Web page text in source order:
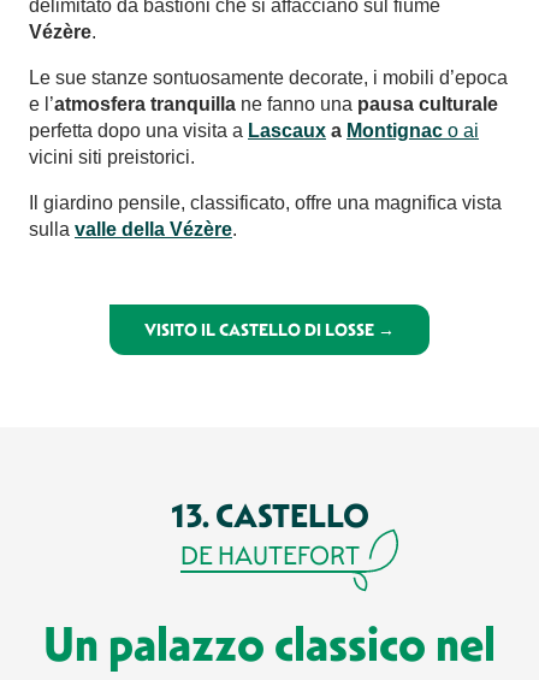
delimitato da bastioni che si affacciano sul fiume
Vézère.
Le sue stanze sontuosamente decorate, i mobili d’epoca
e l’atmosfera tranquilla ne fanno una pausa culturale
perfetta dopo una visita a Lascaux a Montignac o ai
vicini siti preistorici.
Il giardino pensile, classificato, offre una magnifica vista
sulla valle della Vézère.
VISITO IL CASTELLO DI LOSSE →
13. CASTELLO
DE HAUTEFORT
Un palazzo classico nel